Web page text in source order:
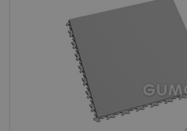
Verbesserung der Arbeitsumgebung
Weitere Gummi- und Kunststoffprodukte
Alles über den Einkauf